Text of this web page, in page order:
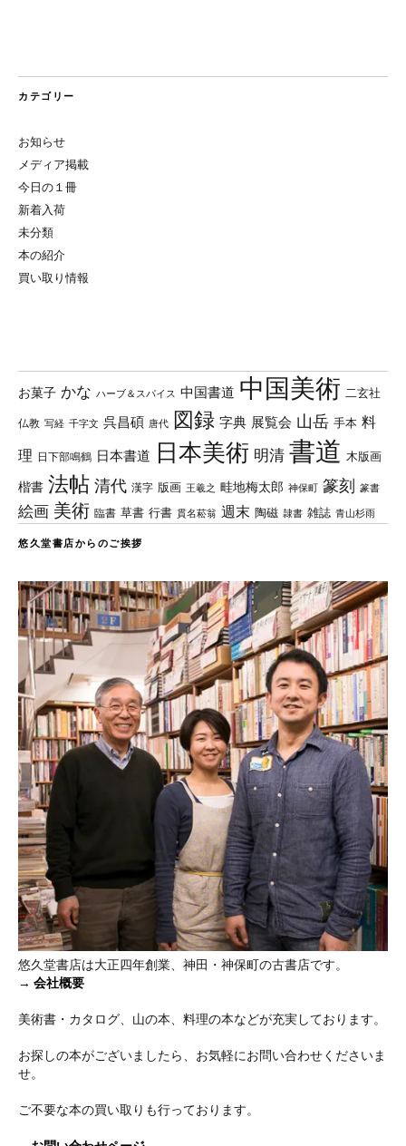
カテゴリー
お知らせ
メディア掲載
今日の１冊
新着入荷
未分類
本の紹介
買い取り情報
お菓子 かな ハーブ＆スパイス 中国書道 中国美術 二玄社
仏教 写経 千字文 呉昌碩 唐代 図録 字典 展覧会 山岳 手本 料
理 日下部鳴鶴 日本書道 日本美術 明清 書道 木版画
楷書 法帖 清代 漢字 版画 王羲之 畦地梅太郎 神保町 篆刻 篆書
絵画 美術 臨書 草書 行書 貫名菘翁 週末 陶磁 隷書 雑誌 青山杉雨
悠久堂書店からのご挨拶
悠久堂書店は大正四年創業、神田・神保町の古書店です。
→ 会社概要
美術書・カタログ、山の本、料理の本などが充実しております。
お探しの本がございましたら、お気軽にお問い合わせくださいま
せ。
ご不要な本の買い取りも行っております。